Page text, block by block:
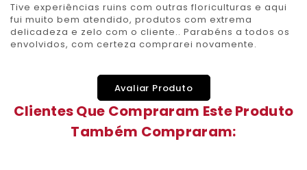
Tive experiências ruins com outras floriculturas e aqui
fui muito bem atendido, produtos com extrema
delicadeza e zelo com o cliente.. Parabéns a todos os
envolvidos, com certeza comprarei novamente.
Avaliar Produto
Clientes Que Compraram Este Produto
Também Compraram: